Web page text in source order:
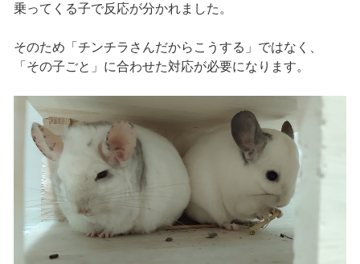
乗ってくる子で反応が分かれました。
そのため「チンチラさんだからこうする」ではなく、
「その子ごと」に合わせた対応が必要になります。